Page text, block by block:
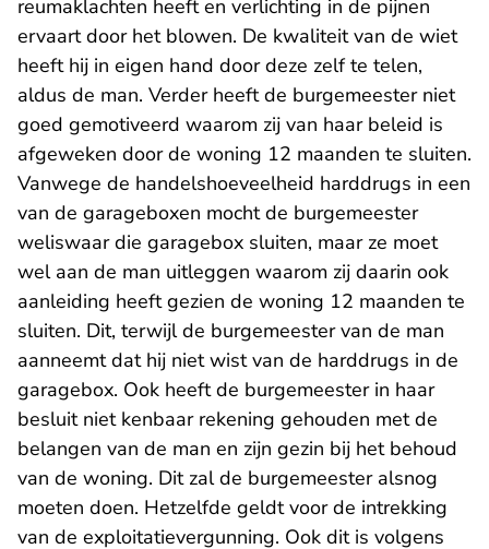
reumaklachten heeft en verlichting in de pijnen
ervaart door het blowen. De kwaliteit van de wiet
heeft hij in eigen hand door deze zelf te telen,
aldus de man. Verder heeft de burgemeester niet
goed gemotiveerd waarom zij van haar beleid is
afgeweken door de woning 12 maanden te sluiten.
Vanwege de handelshoeveelheid harddrugs in een
van de garageboxen mocht de burgemeester
weliswaar die garagebox sluiten, maar ze moet
wel aan de man uitleggen waarom zij daarin ook
aanleiding heeft gezien de woning 12 maanden te
sluiten. Dit, terwijl de burgemeester van de man
aanneemt dat hij niet wist van de harddrugs in de
garagebox. Ook heeft de burgemeester in haar
besluit niet kenbaar rekening gehouden met de
belangen van de man en zijn gezin bij het behoud
van de woning. Dit zal de burgemeester alsnog
moeten doen. Hetzelfde geldt voor de intrekking
van de exploitatievergunning. Ook dit is volgens